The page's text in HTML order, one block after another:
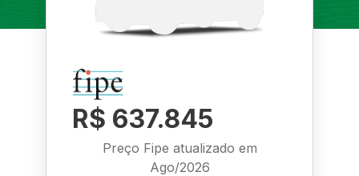
R$ 637.845
Preço Fipe atualizado em
Ago/2026